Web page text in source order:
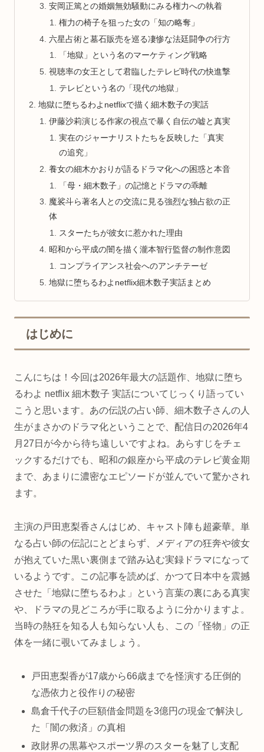
安岡正篤との婚姻無効騒動にみる権力への執着
権力の椅子を狙った女の「知の略奪」
六星占術と墓石販売を巡る凄惨な法廷闘争の行方
「地獄」という名のマーケティング戦略
視聴率の女王として君臨したテレビ時代の快進撃
テレビという名の「現代の地獄」
地獄に堕ちるわよnetflixで描く細木数子の実話
伊藤沙莉演じる作家の視点で暴く自伝の嘘と真実
実在のジャーナリストたちを反映した「真実
の追究」
養女の細木かおりが語るドラマ化への困惑と本音
「母・細木数子」の記憶とドラマの乖離
魔裟斗ら著名人との交流に見る強烈な独占欲の正
体
スターたちが彼女に惹かれた理由
昭和から平成の闇を描く瀧本智行監督の制作意図
コンプライアンス社会へのアンチテーゼ
地獄に堕ちるわよnetflix細木数子実話まとめ
はじめに
こんにちは！今回は2026年最大の話題作、地獄に堕ち
るわよ netflix 細木数子 実話についてじっくり語ってい
こうと思います。あの伝説の占い師、細木数子さんの人
生がまさかのドラマ化ということで、配信日の2026年4
月27日が今から待ち遠しいですよね。あらすじをチェ
ックするだけでも、昭和の銀座から平成のテレビ黄金期
まで、あまりに濃密なエピソードが並んでいて驚かされ
ます。
主演の戸田恵梨香さんはじめ、キャスト陣も超豪華。単
なる占い師の伝記にとどまらず、メディアの狂奔や彼女
が抱えていた黒い裏側まで踏み込む実録ドラマになって
いるようです。この記事を読めば、かつて日本中を震撼
させた「地獄に堕ちるわよ」という言葉の裏にある真実
や、ドラマの見どころが手に取るように分かりますよ。
当時の熱狂を知る人も知らない人も、この「怪物」の正
体を一緒に覗いてみましょう。
戸田恵梨香が17歳から66歳までを怪演する圧倒的
な憑依力と役作りの秘密
島倉千代子の巨額借金問題を3億円の現金で解決し
た「闇の救済」の真相
政財界の黒幕やスポーツ界のスターを魅了し支配